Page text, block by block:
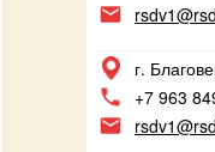
г.
+7 963